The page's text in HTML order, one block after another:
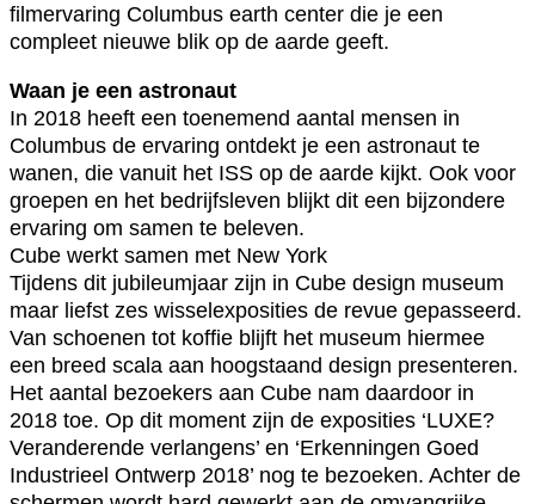
filmervaring Columbus earth center die je een
compleet nieuwe blik op de aarde geeft.
Waan je een astronaut
In 2018 heeft een toenemend aantal mensen in
Columbus de ervaring ontdekt je een astronaut te
wanen, die vanuit het ISS op de aarde kijkt. Ook voor
groepen en het bedrijfsleven blijkt dit een bijzondere
ervaring om samen te beleven.
Cube werkt samen met New York
Tijdens dit jubileumjaar zijn in Cube design museum
maar liefst zes wisselexposities de revue gepasseerd.
Van schoenen tot koffie blijft het museum hiermee
een breed scala aan hoogstaand design presenteren.
Het aantal bezoekers aan Cube nam daardoor in
2018 toe. Op dit moment zijn de exposities ‘LUXE?
Veranderende verlangens’ en ‘Erkenningen Goed
Industrieel Ontwerp 2018’ nog te bezoeken. Achter de